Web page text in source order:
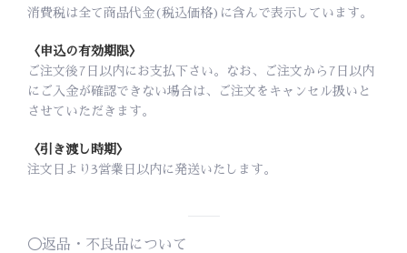
消費税は全て商品代金(税込価格)に含んで表示しています。
〈申込の有効期限〉
ご注文後7日以内にお支払下さい。なお、ご注文から7日以内
にご入金が確認できない場合は、ご注文をキャンセル扱いと
させていただきます。
〈引き渡し時期〉
注文日より3営業日以内に発送いたします。
◯返品・不良品について